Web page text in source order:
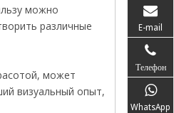
можно
различные
может
визуальный опыт,
E-mail
Телефон
WhatsApp